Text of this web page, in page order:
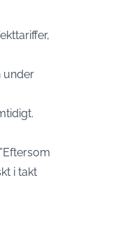
under
i takt